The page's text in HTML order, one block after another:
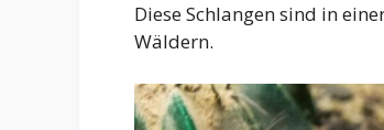
Diese Schlangen sind in
Wäldern.